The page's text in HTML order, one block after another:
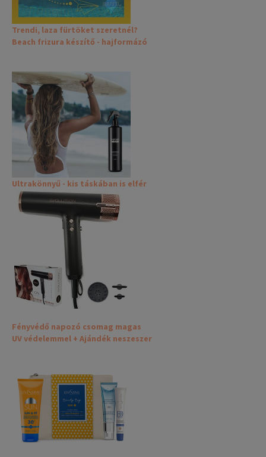
Trendi, laza fürtöket szeretnél?
Beach frizura készítő - hajformázó
Ultrakönnyű - kis táskában is elfér
Fényvédő napozó csomag magas
UV védelemmel + Ajándék neszeszer